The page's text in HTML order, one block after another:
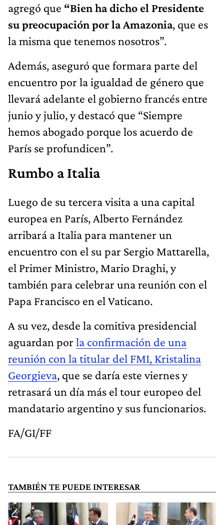
agregó que “Bien ha dicho el Presidente
su preocupación por la Amazonia, que es
la misma que tenemos nosotros”.
Además, aseguró que formara parte del
encuentro por la igualdad de género que
llevará adelante el gobierno francés entre
junio y julio, y destacó que “Siempre
hemos abogado porque los acuerdo de
París se profundicen”.
Rumbo a Italia
Luego de su tercera visita a una capital
europea en París, Alberto Fernández
arribará a Italia para mantener un
encuentro con el su par Sergio Mattarella,
el Primer Ministro, Mario Draghi, y
también para celebrar una reunión con el
Papa Francisco en el Vaticano.
A su vez, desde la comitiva presidencial
aguardan por la confirmación de una
reunión con la titular del FMI, Kristalina
Georgieva, que se daría este viernes y
retrasará un día más el tour europeo del
mandatario argentino y sus funcionarios.
FA/GI/FF
TAMBIÉN TE PUEDE INTERESAR